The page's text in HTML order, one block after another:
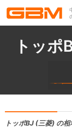
トッポ
トッポBJ (三菱) の